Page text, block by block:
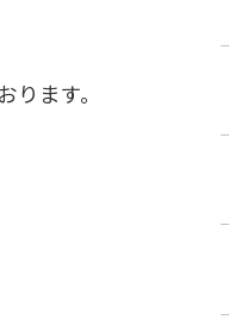
ます。